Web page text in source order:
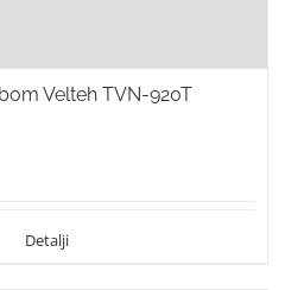
Velteh TVN-920T